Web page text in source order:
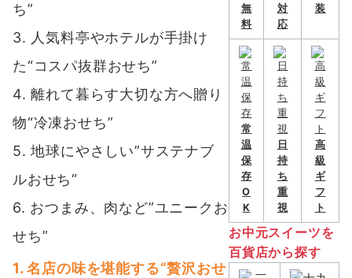
ち”
3. 人気料亭やホテルが手掛け
た“コスパ抜群おせち”
4. 離れて暮らす大切な方へ贈り
物“冷凍おせち”
5. 地球にやさしい”サステナブ
ルおせち“
6. おつまみ、肉など”ユニークお
せち”
1. 名店の味を堪能する“贅沢おせ
無
料
対
応
装
常
温
保
存
O
K
日
持
ち
重
視
高
級
ギ
フ
ト
お中元スイーツを
百貨店から探す